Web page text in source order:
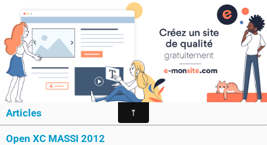
MONTAGRIER VTT-TRAIL
association montagrier sports loisirs
2012
Catégories
Articles
Open XC MASSI 2012